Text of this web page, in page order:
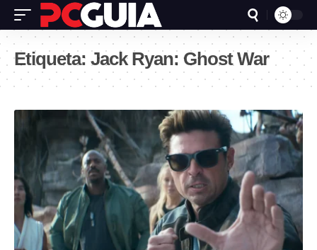
Etiqueta: Jack Ryan: Ghost War